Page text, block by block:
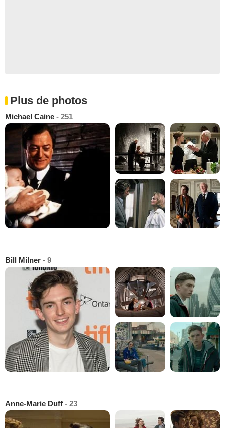
Plus de photos
Michael Caine - 251
Bill Milner - 9
Anne-Marie Duff - 23